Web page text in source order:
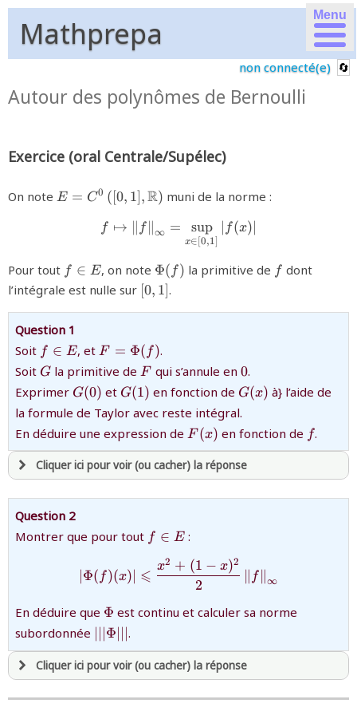
Menu
Mathprepa
non connecté(e)
Autour des polynômes de Bernoulli
Exercice (oral Centrale/Supélec)
On note {E=C^{0}\left(
,\mathbb{R}\right)
E = C0 ([0, 1], R) muni de la norme :
{f\mapsto \left\Vert
f ↦ f ∞ =
x∈ [0,1
sup f(x)
Pour tout {f\in
E}
f ∈ E, on note {\Phi(f)}
Φ( f) la primitive de {f}
f dont
l’intégrale est nulle sur {[0,1]}
[0, 1].
Question 1
Soit {f\in
E}
f ∈ E, et{F=\Phi
(f)}
F = Φ( f).
Soit {G}
G la primitive de {F}
F qui s’annule en {0}
0.
Exprimer {G(0)}
G(0) et {G(1)}
G(1) en fonction de {G(x)}
G(x) à} l’aide de
la formule de Taylor avec reste intégral.
En déduire une expression de {F(x)}
F (x) en fonction de {f}
f.
Cliquer ici pour voir (ou cacher) la réponse
avoir
une souscription active sur mathprepa
revenir àla page d'accueil
la page d'extraits libres
ou consulter le plan du site
Question 2
Montrer que pour tout {f\in
f ∈ E :
∣Φ( f)(x)∣ ⩽ 2
x2 + (1 − x)2
∥ f ∥∞
En déduire que {\Phi}
Φ est continu et calculer sa norme
subordonnée {\left\vert
\left\vert
\left\vert
\Phi
\right\vert
Φ .
Cliquer ici pour voir (ou cacher) la réponse